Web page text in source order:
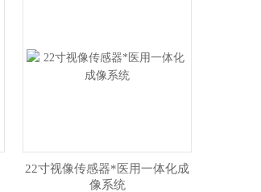
22寸视像传感器*医用一体化成
像系统